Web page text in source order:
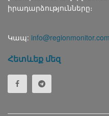
իրադարձությունները։
Կապ: info@regionmonitor.com
Հետևեք մեզ